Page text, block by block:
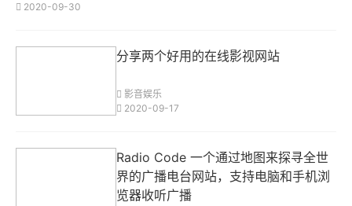
2020-09-30
分享两个好用的在线影视网站
影音娱乐
2020-09-17
Radio Code 一个通过地图来探寻全世
界的广播电台网站，支持电脑和手机浏
览器收听广播